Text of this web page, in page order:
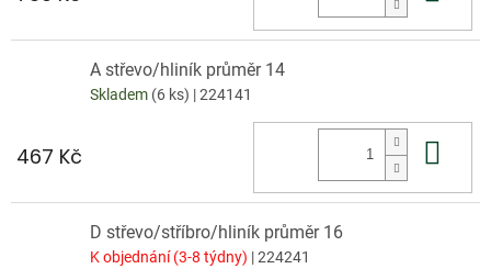
A střevo/hliník průměr 14
Skladem (6 ks) | 224141
467 Kč
D střevo/stříbro/hliník průměr 16
K objednání (3-8 týdny) | 224241